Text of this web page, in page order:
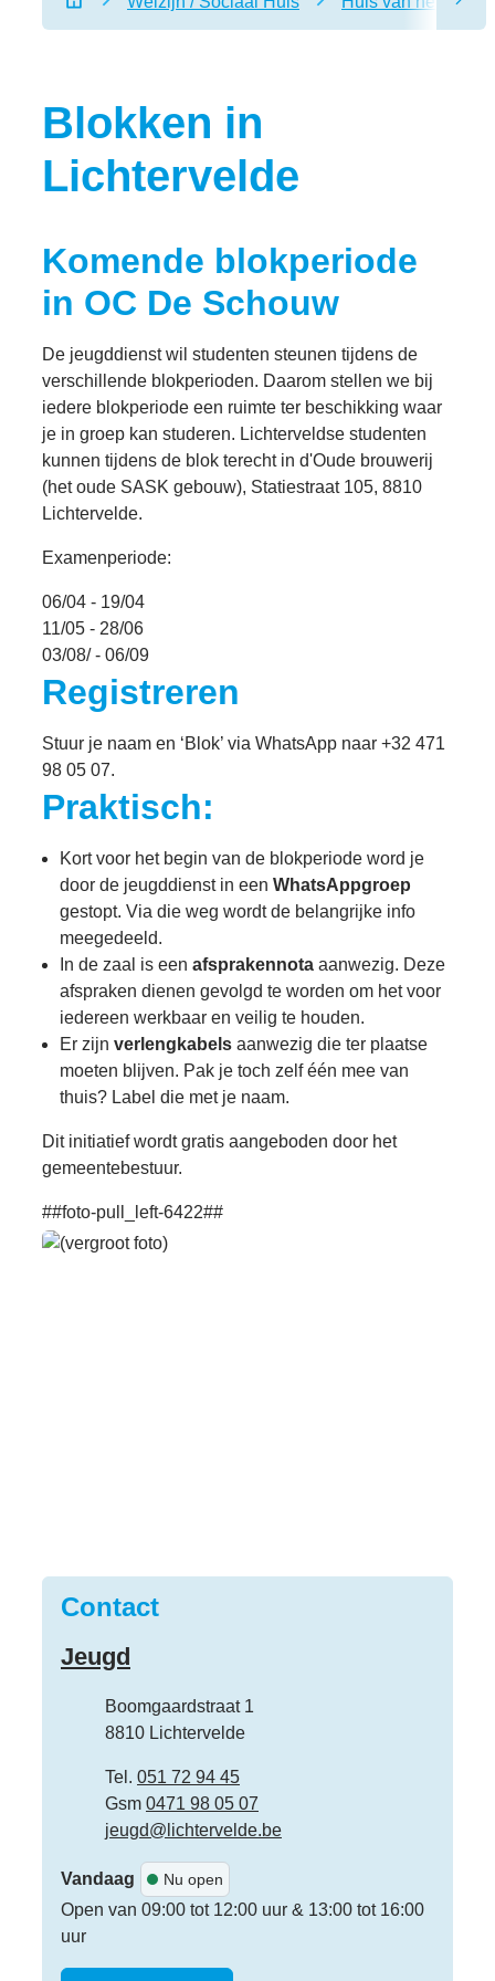
Startpagina
Blokken in
Lichtervelde
Komende blokperiode
in OC De Schouw
De jeugddienst wil studenten steunen tijdens de
verschillende blokperioden. Daarom stellen we bij
iedere blokperiode een ruimte ter beschikking waar
je in groep kan studeren. Lichterveldse studenten
kunnen tijdens de blok terecht in d'Oude brouwerij
(het oude SASK gebouw), Statiestraat 105, 8810
Lichtervelde.
Examenperiode:
06/04 - 19/04
11/05 - 28/06
03/08/ - 06/09
Registreren
Stuur je naam en ‘Blok’ via WhatsApp naar +32 471
98 05 07.
Praktisch:
Kort voor het begin van de blokperiode word je
door de jeugddienst in een WhatsAppgroep
gestopt. Via die weg wordt de belangrijke info
meegedeeld.
In de zaal is een afsprakennota aanwezig. Deze
afspraken dienen gevolgd te worden om het voor
iedereen werkbaar en veilig te houden.
Er zijn verlengkabels aanwezig die ter plaatse
moeten blijven. Pak je toch zelf één mee van
thuis? Label die met je naam.
Dit initiatief wordt gratis aangeboden door het
gemeentebestuur.
##foto-pull_left-6422##
Contact
Jeugd
AdresBoomgaardstraat 1
,8810 Lichtervelde
051 72 94 45
0471 98 05 07
E-mailjeugd@ lichtervelde.be
Vandaag Nu open
Open van 09:00 tot 12:00 uur & 13:00 tot 16:00
uur